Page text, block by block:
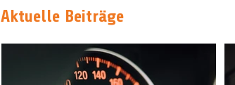
Aktuelle Beiträge